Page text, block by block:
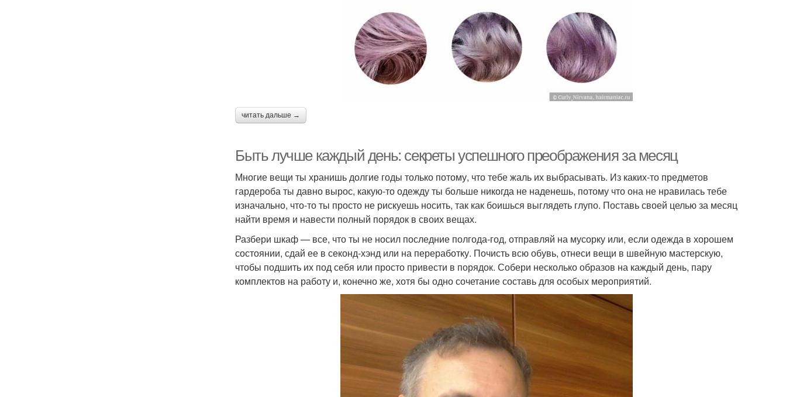
читать дальше →
Быть лучше каждый день: секреты успешного преображения за месяц
Многие вещи ты хранишь долгие годы только потому, что тебе жаль их выбрасывать. Из каких-то предметов
гардероба ты давно вырос, какую-то одежду ты больше никогда не наденешь, потому что она не нравилась тебе
изначально, что-то ты просто не рискуешь носить, так как боишься выглядеть глупо. Поставь своей целью за месяц
найти время и навести полный порядок в своих вещах.
Разбери шкаф — все, что ты не носил последние полгода-год, отправляй на мусорку или, если одежда в хорошем
состоянии, сдай ее в секонд-хэнд или на переработку. Почисть всю обувь, отнеси вещи в швейную мастерскую,
чтобы подшить их под себя или просто привести в порядок. Собери несколько образов на каждый день, пару
комплектов на работу и, конечно же, хотя бы одно сочетание составь для особых мероприятий.